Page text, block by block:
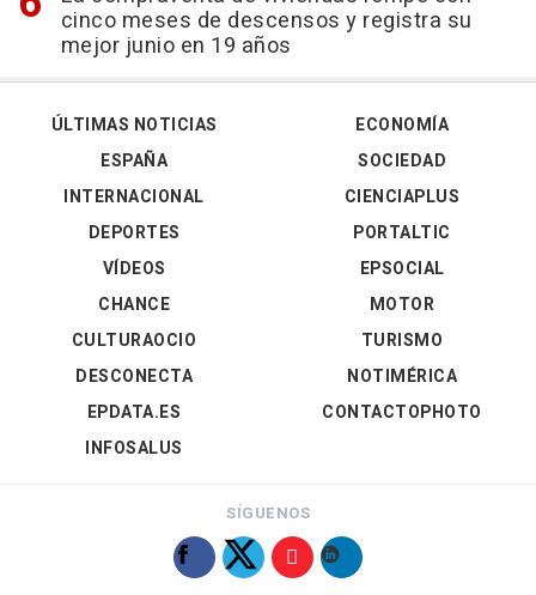
cinco meses de descensos y registra su
mejor junio en 19 años
ÚLTIMAS NOTICIAS
ESPAÑA
INTERNACIONAL
DEPORTES
VÍDEOS
ECONOMÍA
SOCIEDAD
CIENCIAPLUS
PORTALTIC
EPSOCIAL
CHANCE
CULTURAOCIO
DESCONECTA
EPDATA.ES
INFOSALUS
MOTOR
TURISMO
NOTIMÉRICA
CONTACTOPHOTO
SÍGUENOS